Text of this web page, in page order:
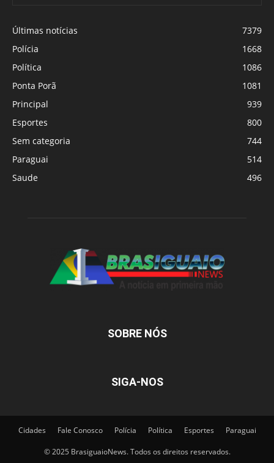
Últimas notícias
7379
Polícia
1668
Política
1086
Ponta Porã
1081
Principal
939
Esportes
800
Sem categoria
744
Paraguai
514
Saude
496
SOBRE NÓS
SIGA-NOS
Cidades Fale Conosco Polícia Política Esportes Paraguai
© 2025 BrasiguaioNews. Todos os direitos reservados.